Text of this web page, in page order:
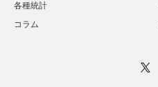
各種統計
コラム